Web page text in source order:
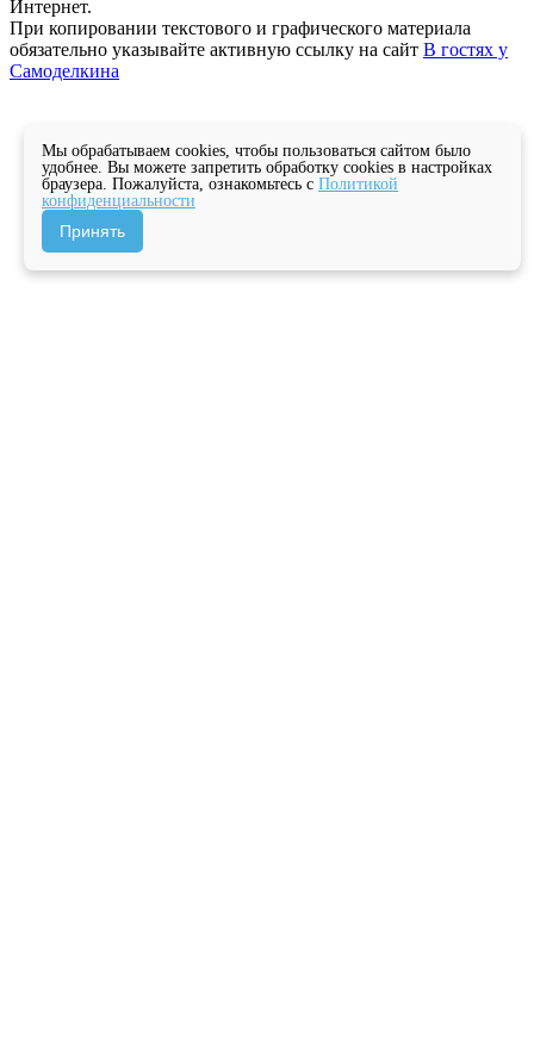
Интернет.
При копировании текстового и графического материала
обязательно указывайте активную ссылку на сайт В гостях у
Самоделкина
Мы обрабатываем cookies, чтобы пользоваться сайтом было
удобнее. Вы можете запретить обработку cookies в настройках
браузера. Пожалуйста, ознакомьтесь с Политикой
конфиденциальности
Принять